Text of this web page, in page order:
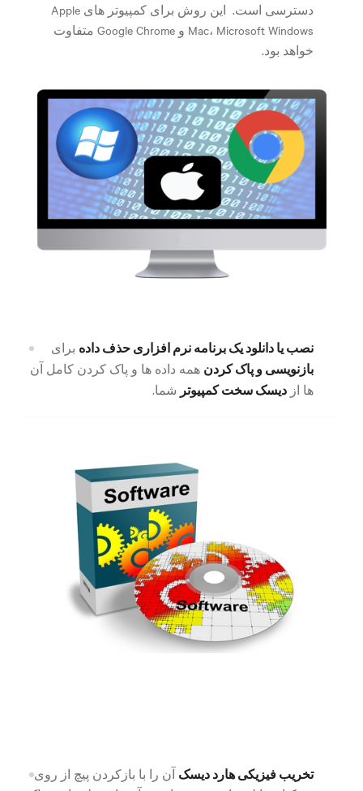
دسترسی است.
این روش برای کمپیوتر های Apple
Mac، Microsoft Windows و Google Chrome متفاوت
خواهد بود.
نصب یا دانلود یک برنامه نرم افزاری حذف داده برای
بازنویسی و پاک کردن همه داده ها و پاک کردن کامل آن
ها از دیسک سخت کمپیوتر شما.
تخریب فیزیکی هارد دیسک آن را با بازکردن پیچ از روی